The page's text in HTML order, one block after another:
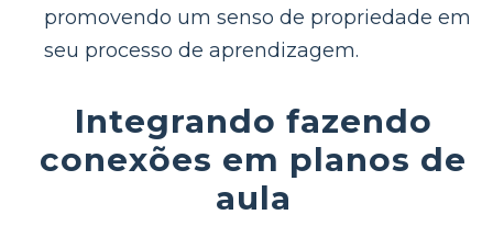
promovendo um senso de propriedade em
seu processo de aprendizagem.
Integrando fazendo
conexões em planos de
aula